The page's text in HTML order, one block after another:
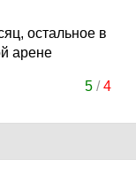
остальное в
арене
5/4